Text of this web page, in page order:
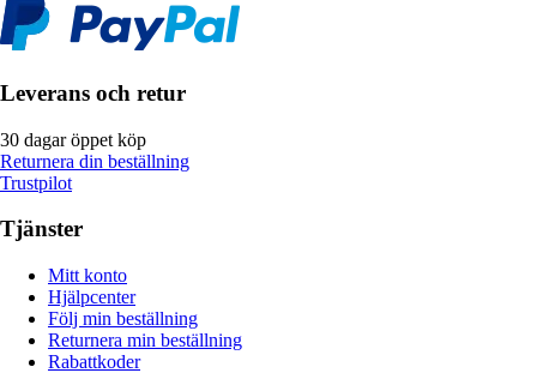
Leverans och retur
30 dagar öppet köp
Returnera din beställning
Trustpilot
Tjänster
Mitt konto
Hjälpcenter
Följ min beställning
Returnera min beställning
Rabattkoder